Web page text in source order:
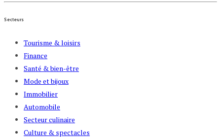
Secteurs
Tourisme & loisirs
Finance
Santé & bien-être
Mode et bijoux
Immobilier
Automobile
Secteur culinaire
Culture & spectacles